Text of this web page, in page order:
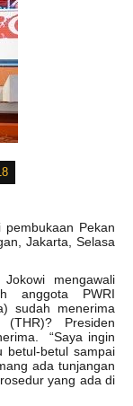
pembukaan Pekan
Jakarta, Selasa
mengawali
anggota PWRI
sudah menerima
Presiden
“Saya ingin
betul-betul sampai
ada tunjangan
yang ada di